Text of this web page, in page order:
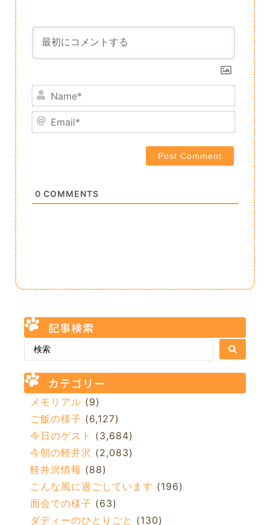
Name*
Email*
0 COMMENTS
記事検索
カテゴリー
メモリアル (9)
ご飯の様子 (6,127)
今日のゲスト (3,684)
今朝の軽井沢 (2,083)
軽井沢情報 (88)
こんな風に過ごしています (196)
面会での様子 (63)
ダディーのひとりごと (130)